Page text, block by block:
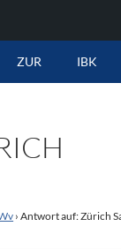
ZUR IBK
› Antwort auf: Zürich